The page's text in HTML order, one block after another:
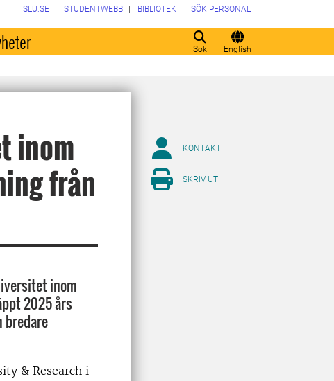
Sök English
SLU.SE STUDENTWEBB BIBLIOTEK SÖK PERSONAL
inom
från
inom
2025 års
bredare
& Research i
KONTAKT
SKRIV UT